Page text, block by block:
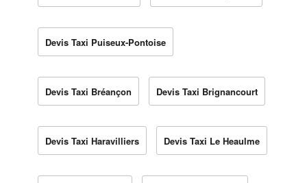
Devis Taxi Puiseux-Pontoise
Devis Taxi Bréançon Devis Taxi Brignancourt
Devis Taxi Haravilliers Devis Taxi Le Heaulme